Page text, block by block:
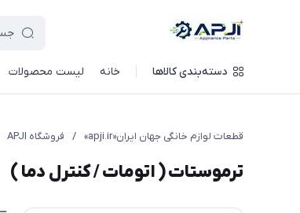
دسته‌بندی کالاها خانه لیست محصولات
قطعات لوازم خانگی جهان ایران«apji.ir» / فروشگاه APJI
ترموستات ( اتومات / کنترل دما )